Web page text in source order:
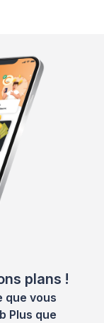
plans !
que vous
Plus que